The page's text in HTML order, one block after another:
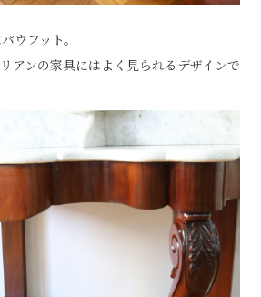
ウフット。
アンの家具にはよく見られるデザインで